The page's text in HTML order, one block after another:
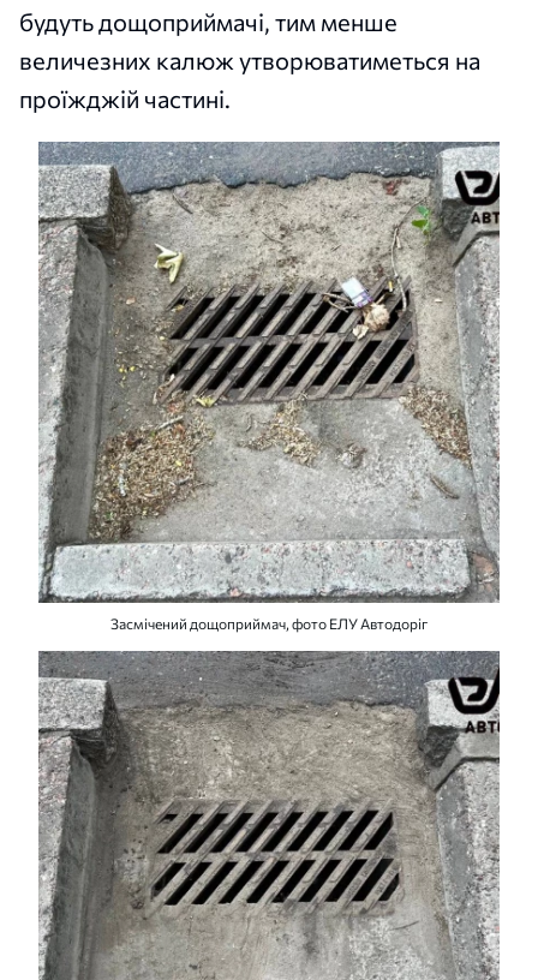
будуть дощоприймачі, тим менше
величезних калюж утворюватиметься на
проїжджій частині.
Засмічений дощоприймач, фото ЕЛУ Автодоріг